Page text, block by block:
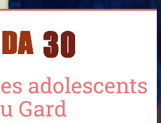
adolescents
Gard